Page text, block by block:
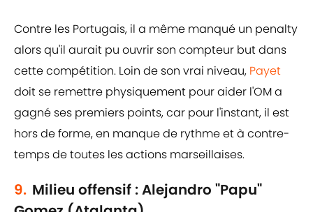
Contre les Portugais, il a même manqué un penalty
alors qu'il aurait pu ouvrir son compteur but dans
cette compétition. Loin de son vrai niveau, Payet
doit se remettre physiquement pour aider l'OM a
gagné ses premiers points, car pour l'instant, il est
hors de forme, en manque de rythme et à contre-
temps de toutes les actions marseillaises.
9. Milieu offensif : Alejandro "Papu"